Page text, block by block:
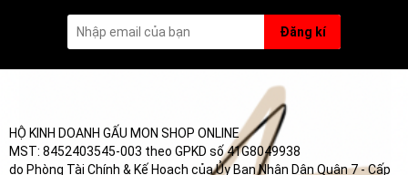
Đăng kí
HỘ KINH DOANH GẤU MON SHOP ONLINE
MST: 8452403545-003 theo GPKD số 41G8049938
do Phòng Tài Chính & Kế Hoạch của Ủy Ban Nhân Dân Quận 7 - Cấp